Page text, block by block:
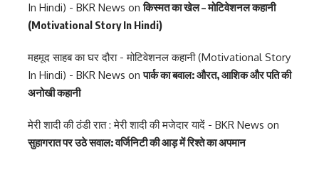
In Hindi) - BKR News onकिस्मत का खेल – मोटिवेशनल कहानी
(Motivational Story In Hindi)
महमूद साहब का घर दौरा - मोटिवेशनल कहानी (Motivational Story
In Hindi) - BKR News onपार्क का बवाल: औरत, आशिक और पति की
अनोखी कहानी
मेरी शादी की ठंडी रात : मेरी शादी की मजेदार यादें - BKR News on
सुहागरात पर उठे सवाल: वर्जिनिटी की आड़ में रिश्ते का अपमान